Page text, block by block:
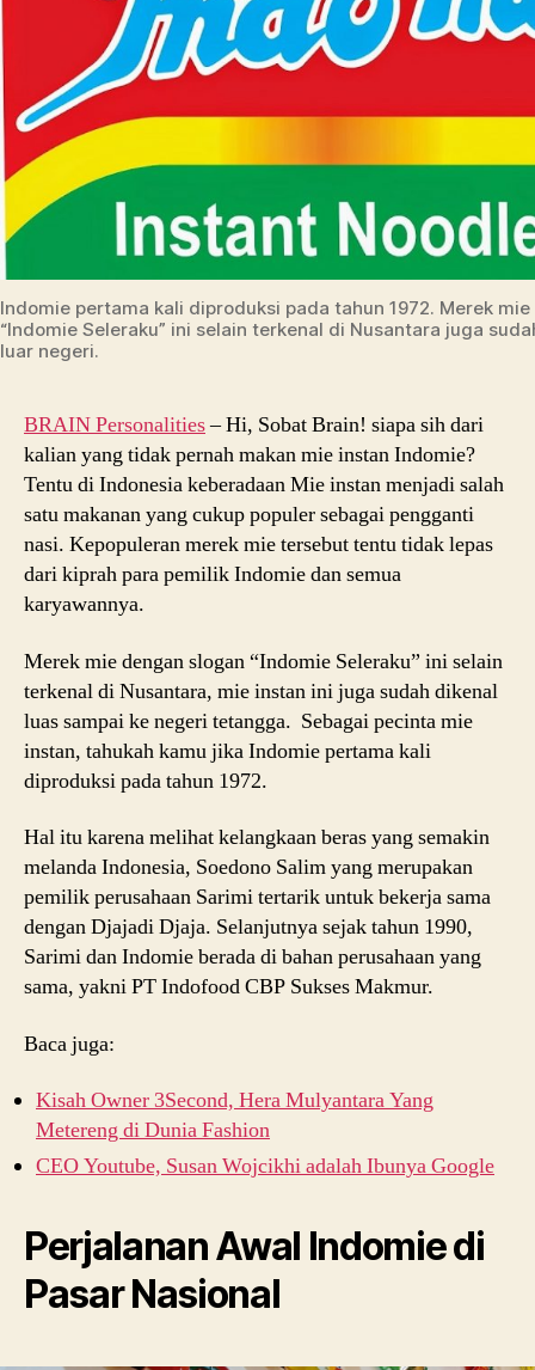
Indomie pertama kali diproduksi pada tahun 1972. Merek
“Indomie Seleraku” ini selain terkenal di Nusantara juga
luar negeri.
BRAIN Personalities– Hi, Sobat Brain! siapa sih dari
kalian yang tidak pernah makan mie instan Indomie?
Tentu di Indonesia keberadaan Mie instan menjadi salah
satu makanan yang cukup populer sebagai pengganti
nasi. Kepopuleran merek mie tersebut tentu tidak lepas
dari kiprah para pemilik Indomie dan semua
karyawannya.
Merek mie dengan slogan “Indomie Seleraku” ini selain
terkenal di Nusantara, mie instan ini juga sudah dikenal
luas sampai ke negeri tetangga. Sebagai pecinta mie
instan, tahukah kamu jika Indomie pertama kali
diproduksi pada tahun 1972.
Hal itu karena melihat kelangkaan beras yang semakin
melanda Indonesia, Soedono Salim yang merupakan
pemilik perusahaan Sarimi tertarik untuk bekerja sama
dengan Djajadi Djaja. Selanjutnya sejak tahun 1990,
Sarimi dan Indomie berada di bahan perusahaan yang
sama, yakni PT Indofood CBP Sukses Makmur.
Baca juga:
Kisah Owner 3Second, Hera Mulyantara Yang
Metereng di Dunia Fashion
CEO Youtube, Susan Wojcikhi adalah Ibunya Google
Perjalanan Awal Indomie di
Pasar Nasional